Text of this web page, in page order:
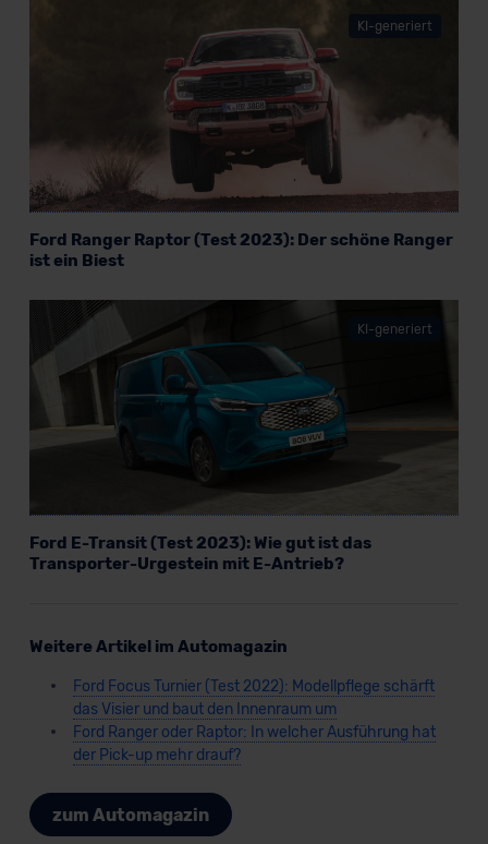
KI-generiert
Ford Ranger Raptor (Test 2023): Der schöne Ranger
ist ein Biest
KI-generiert
Ford E-Transit (Test 2023): Wie gut ist das
Transporter-Urgestein mit E-Antrieb?
Weitere Artikel im Automagazin
Ford Focus Turnier (Test 2022): Modellpflege schärft
das Visier und baut den Innenraum um
Ford Ranger oder Raptor: In welcher Ausführung hat
der Pick-up mehr drauf?
zum Automagazin